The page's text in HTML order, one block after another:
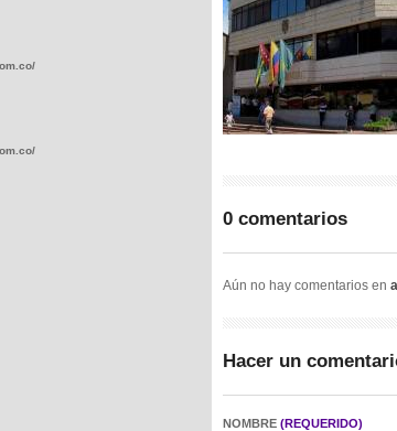
0 comentarios
Aún no hay comentarios en
Hacer un
NOMBRE (REQUERIDO)
wp-
wp-